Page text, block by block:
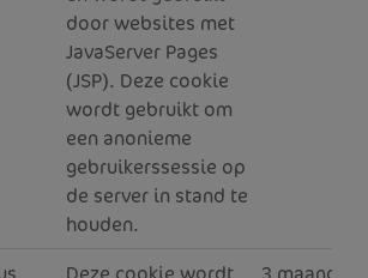
door websites met
JavaServer Pages
(JSP). Deze cookie
wordt gebruikt om
een anonieme
gebruikerssessie op
de server in stand te
houden.